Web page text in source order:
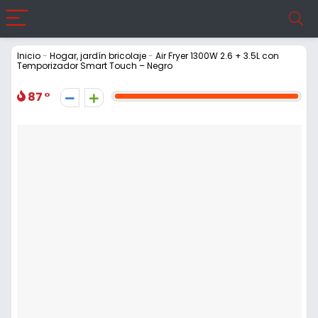
Inicio- Hogar, jardín bricolaje- Air Fryer 1300W 2.6 + 3.5L con
Temporizador Smart Touch – Negro
87